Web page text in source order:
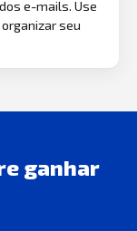
e-mails. Use
seu
ganhar